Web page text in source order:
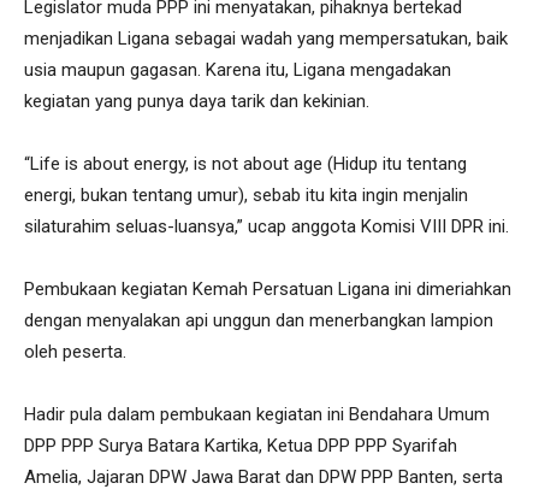
Legislator muda PPP ini menyatakan, pihaknya bertekad
menjadikan Ligana sebagai wadah yang mempersatukan, baik
usia maupun gagasan. Karena itu, Ligana mengadakan
kegiatan yang punya daya tarik dan kekinian.
“Life is about energy, is not about age (Hidup itu tentang
energi, bukan tentang umur), sebab itu kita ingin menjalin
silaturahim seluas-luansya,” ucap anggota Komisi VIII DPR ini.
Pembukaan kegiatan Kemah Persatuan Ligana ini dimeriahkan
dengan menyalakan api unggun dan menerbangkan lampion
oleh peserta.
Hadir pula dalam pembukaan kegiatan ini Bendahara Umum
DPP PPP Surya Batara Kartika, Ketua DPP PPP Syarifah
Amelia, Jajaran DPW Jawa Barat dan DPW PPP Banten, serta